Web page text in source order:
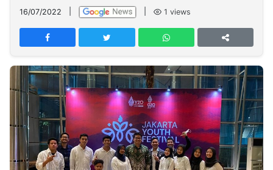
Network
PT
TREETAN
INDONESIA
Partner
Insight
NTB
Suara
Time
Lens
IDN
Daily
Jogja
Jalan
Rakyat
Idealita
News
Kita
Notice
Radar
Baru
Seedbacklink
16/07/2022 1 views